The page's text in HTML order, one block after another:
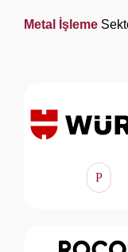
Metal İşleme